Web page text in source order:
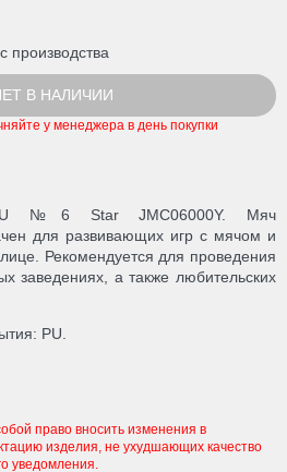
производства
В НАЛИЧИИ
у менеджера в день покупки
№6 Star JMC06000Y. Мяч
для развивающих игр с мячом и
Рекомендуется для проведения
заведениях, а также любительских
PU.
право вносить изменения в
изделия, не ухудшающих качество
уведомления.